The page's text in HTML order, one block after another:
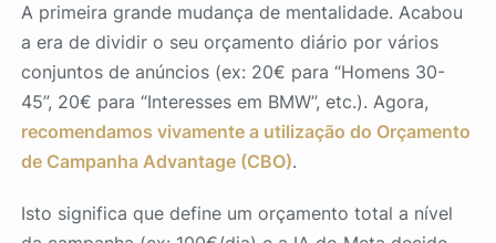
A primeira grande mudança de mentalidade. Acabou
a era de dividir o seu orçamento diário por vários
conjuntos de anúncios (ex: 20€ para “Homens 30-
45”, 20€ para “Interesses em BMW”, etc.). Agora,
recomendamos vivamente a utilização do Orçamento
de Campanha Advantage (CBO).
Isto significa que define um orçamento total a nível